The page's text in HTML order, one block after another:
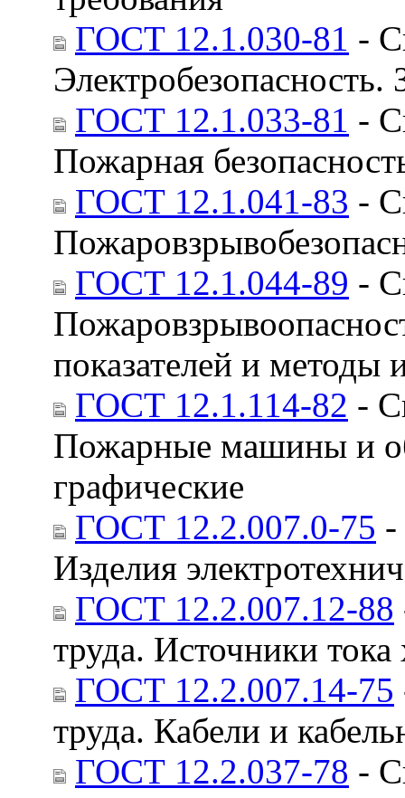
ГОСТ 12.1.030-81 -
Электробезопасность.
ГОСТ 12.1.033-81 -
Пожарная
ГОСТ 12.1.041-83 -
ГОСТ 12.1.044-89 -
показателей и методы
ГОСТ 12.1.114-82 -
Пожарные машины и
графические
ГОСТ 12.2.007.0-75 -
Изделия
ГОСТ 12.2.007.12-88
труда. Источники
ГОСТ 12.2.007.14-75
труда. Кабели и
ГОСТ 12.2.037-78 -